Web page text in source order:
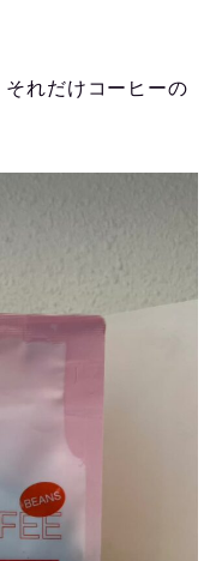
れだけコーヒーの